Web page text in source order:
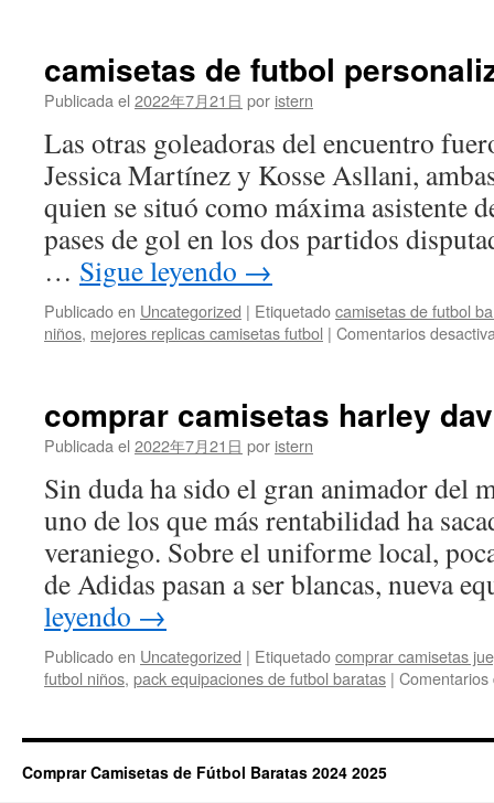
camisetas de futbol
Publicada el 2022年7月21日 por istern
Las otras goleadoras del encuentro
Jessica Martínez y Kosse Asllani,
quien se situó como máxima asistente
pases de gol en los dos partidos
… Sigue leyendo →
Publicado en Uncategorized | Etiquetadocamisetas de futbol
niños, mejores replicas camisetas futbol | Comentarios
comprar camisetas harley
Publicada el 2022年7月21日 por istern
Sin duda ha sido el gran animador del
uno de los que más rentabilidad ha
veraniego. Sobre el uniforme local,
de Adidas pasan a ser blancas, nueva
leyendo →
Publicado en Uncategorized | Etiquetadocomprar camisetas
futbol niños, pack equipaciones de futbol baratas |
Comprar Camisetas de Fútbol Baratas 2024 2025